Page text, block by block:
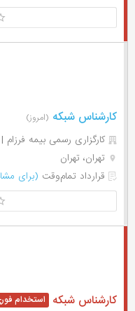
کارشناس شبکه (امروز)
کارگزاری رسمی بیمه فرزام | Farzam Insurance Broker
تهران، تهران
قرارداد تمام‌وقت (برای
کارشناس شبکه